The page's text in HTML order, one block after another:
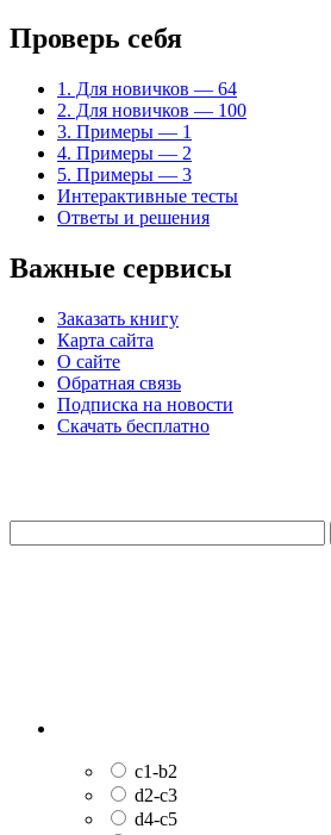
Проверь себя
1. Для новичков — 64
2. Для новичков — 100
3. Примеры — 1
4. Примеры — 2
5. Примеры — 3
Интерактивные тесты
Ответы и решения
Важные сервисы
Заказать книгу
Карта сайта
О сайте
Обратная связь
Подписка на новости
Скачать бесплатно
c1-b2
d2-c3
d4-c5